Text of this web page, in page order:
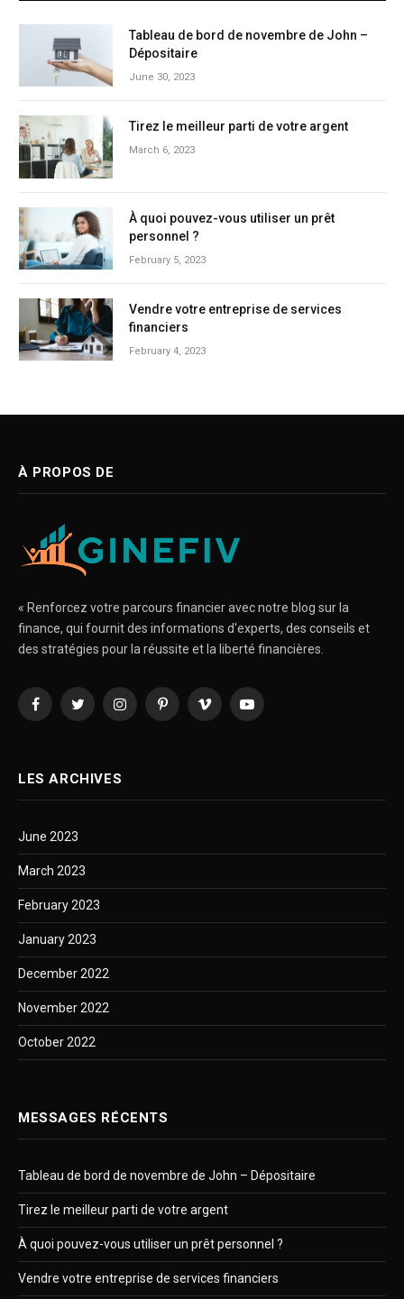
Tableau de bord de novembre de John –
Dépositaire
June 30, 2023
Tirez le meilleur parti de votre argent
March 6, 2023
À quoi pouvez-vous utiliser un prêt
personnel ?
February 5, 2023
Vendre votre entreprise de services
financiers
February 4, 2023
À PROPOS DE
« Renforcez votre parcours financier avec notre blog sur la
finance, qui fournit des informations d'experts, des conseils et
des stratégies pour la réussite et la liberté financières.
FacebookTwitterInstagramPinterestVimeo YouTube
LES ARCHIVES
June 2023
March 2023
February 2023
January 2023
December 2022
November 2022
October 2022
MESSAGES RÉCENTS
Tableau de bord de novembre de John – Dépositaire
Tirez le meilleur parti de votre argent
À quoi pouvez-vous utiliser un prêt personnel ?
Vendre votre entreprise de services financiers